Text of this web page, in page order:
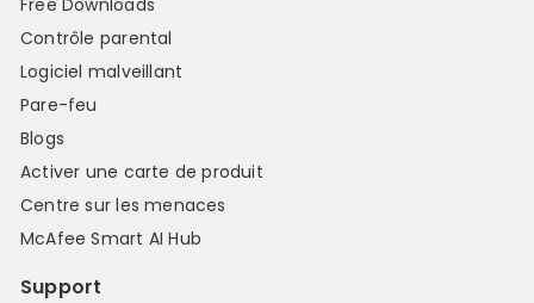
Free Downloads
Contrôle parental
Logiciel malveillant
Pare-feu
Blogs
Activer une carte de produit
Centre sur les menaces
McAfee Smart AI Hub
Support